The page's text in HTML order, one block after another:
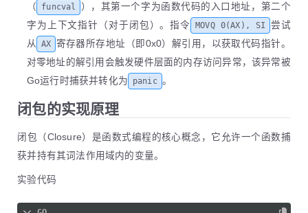
（
funcval
），其第一个字为函数代码的入口地址，第二个
字为上下文指针（对于闭包）。指令
MOVQ 0(AX), SI
尝试
从
AX 寄存器所存地址（即0x0）解引用，以获取代码指针。
对零地址的解引用会触发硬件层面的内存访问异常，该异常被
Go运行时捕获并转化为
panic 。
闭包的实现原理
闭包（Closure）是函数式编程的核心概念，它允许一个函数捕
获并持有其词法作用域内的变量。
实验代码